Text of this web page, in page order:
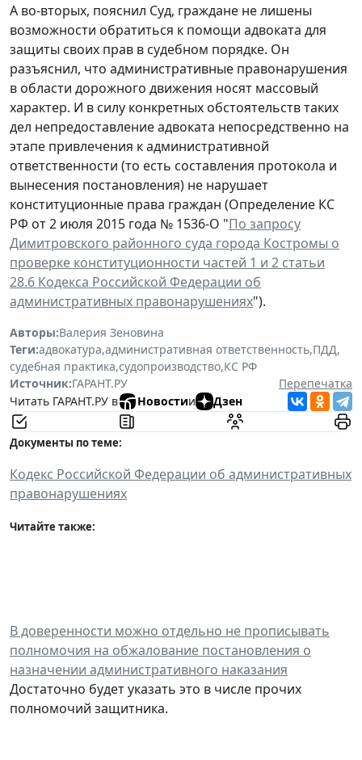
А во-вторых, пояснил Суд, граждане не лишены
возможности обратиться к помощи адвоката для
защиты своих прав в судебном порядке. Он
разъяснил, что административные правонарушения
в области дорожного движения носят массовый
характер. И в силу конкретных обстоятельств таких
дел непредоставление адвоката непосредственно на
этапе привлечения к административной
ответственности (то есть составления протокола и
вынесения постановления) не нарушает
конституционные права граждан (Определение КС
РФ от 2 июля 2015 года № 1536-О "По запросу
Димитровского районного суда города Костромы о
проверке конституционности частей 1 и 2 статьи
28.6 Кодекса Российской Федерации об
административных правонарушениях").
Авторы:Валерия Зеновина
Теги:адвокатура,административная ответственность,ПДД,
судебная практика,судопроизводство,КС РФ
Источник:ГАРАНТ.РУ
Перепечатка
Читать ГАРАНТ.РУ в
Новостии Дзен
Документы по теме:
Кодекс Российской Федерации об административных
правонарушениях
Читайте также:
В доверенности можно отдельно не прописывать
полномочия на обжалование постановления о
назначении административного наказания
Достаточно будет указать это в числе прочих
полномочий защитника.